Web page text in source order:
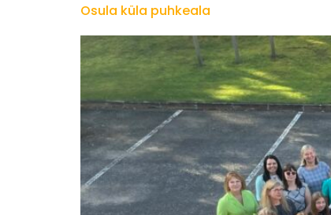
Osula küla puhkeala